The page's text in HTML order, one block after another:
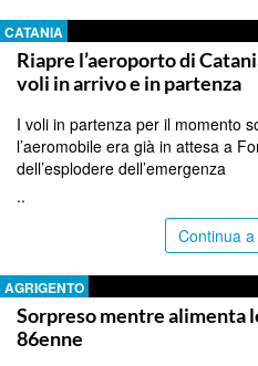
CATANIA
Riapre l’aeroporto di
voli in arrivo e in partenza
I voli in partenza per il momento
l’aeromobile era già in attesa a
dell’esplodere dell’emergenza
..
Continua
AGRIGENTO
Sorpreso mentre alimenta
86enne